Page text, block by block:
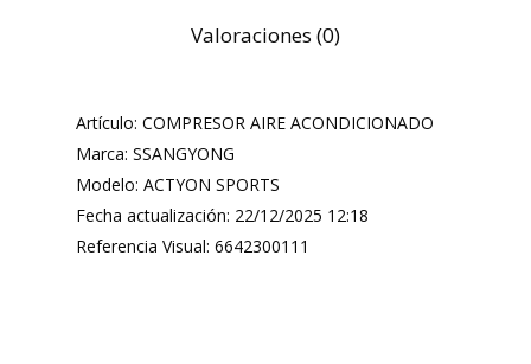
Valoraciones (0)
Artículo: COMPRESOR AIRE ACONDICIONADO
Marca: SSANGYONG
Modelo: ACTYON SPORTS
Fecha actualización: 22/12/2025 12:18
Referencia Visual: 6642300111